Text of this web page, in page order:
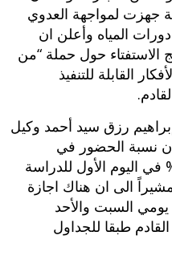
جهزت لمواجهة العدوي
المياه وأعلن ان
الاستفتاء حول حملة “من
القابلة للتنفيذ
رزق سيد أحمد وكيل
ان نسبة الحضور في
العملي تجاوزت 95% في اليوم الأول للدراسة
الى ان هناك اجازة
يومي السبت والأحد
طبقا للجداول